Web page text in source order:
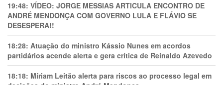
19:48: VÍDEO: JORGE MESSIAS ARTICULA ENCONTRO DE
ANDRÉ MENDONÇA COM GOVERNO LULA E FLÁVIO SE
DESESPERA!!
18:28: Atuação do ministro Kássio Nunes em acordos
partidários acende alerta e gera crítica de Reinaldo Azevedo
18:18: Míriam Leitão alerta para riscos ao processo legal em